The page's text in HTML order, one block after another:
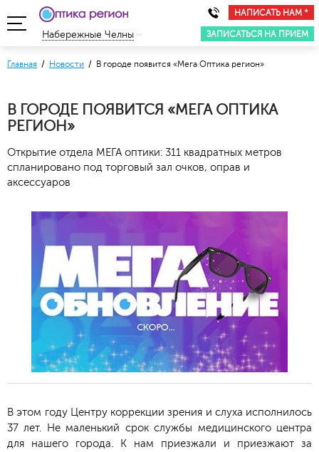
НАПИСАТЬ НАМ *
ЗАПИСАТЬСЯ НА ПРИЕМ
Набережные Челны
Главная / Новости / В городе появится «Мега Оптика регион»
В ГОРОДЕ ПОЯВИТСЯ «МЕГА ОПТИКА
РЕГИОН»
Открытие отдела МЕГА оптики: 311 квадратных метров
спланировано под торговый зал очков, оправ и
аксессуаров
В этом году Центру коррекции зрения и слуха исполнилось
37 лет. Не маленький срок службы медицинского центра
для нашего города. К нам приезжали и приезжают за